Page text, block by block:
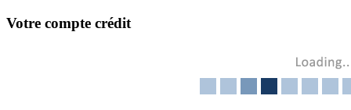
Votre compte crédit